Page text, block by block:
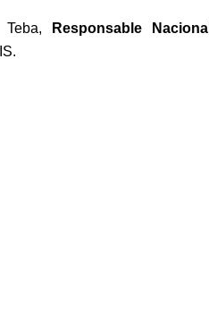
Teba,
Responsable